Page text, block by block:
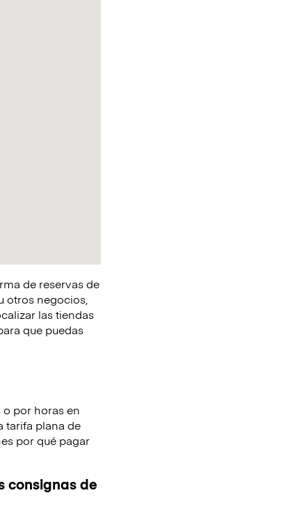
de reservas de
otros negocios,
las tiendas
que puedas
por horas en
tarifa plana de
por qué pagar
consignas de